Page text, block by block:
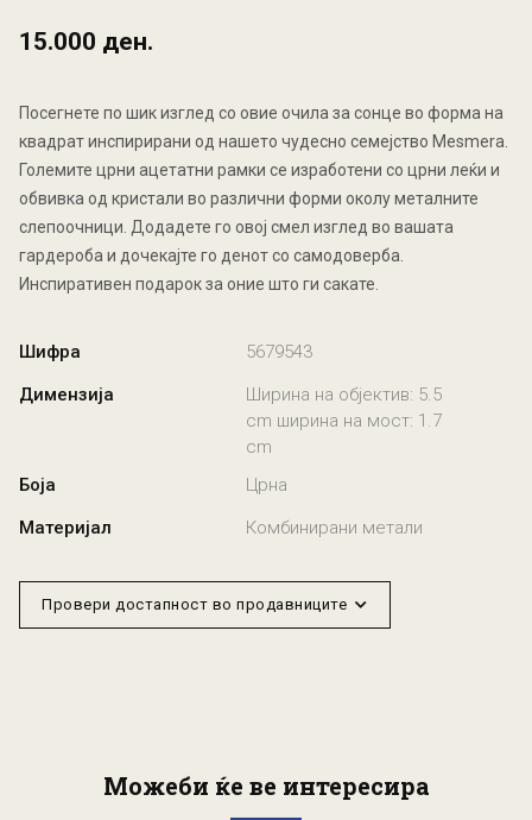
15.000 ден.
Посегнете по шик изглед со овие очила за сонце во форма на
квадрат инспирирани од нашето чудесно семејство Mesmera.
Големите црни ацетатни рамки се изработени со црни леќи и
обвивка од кристали во различни форми околу металните
слепоочници. Додадете го овој смел изглед во вашата
гардероба и дочекајте го денот со самодоверба.
Инспиративен подарок за оние што ги сакате.
Шифра
5679543
Димензија
Ширина на објектив: 5.5
cm ширина на мост: 1.7
cm
Боја
Црна
Материјал
Комбинирани метали
Провери достапност во продавниците
Можеби ќе ве интересира